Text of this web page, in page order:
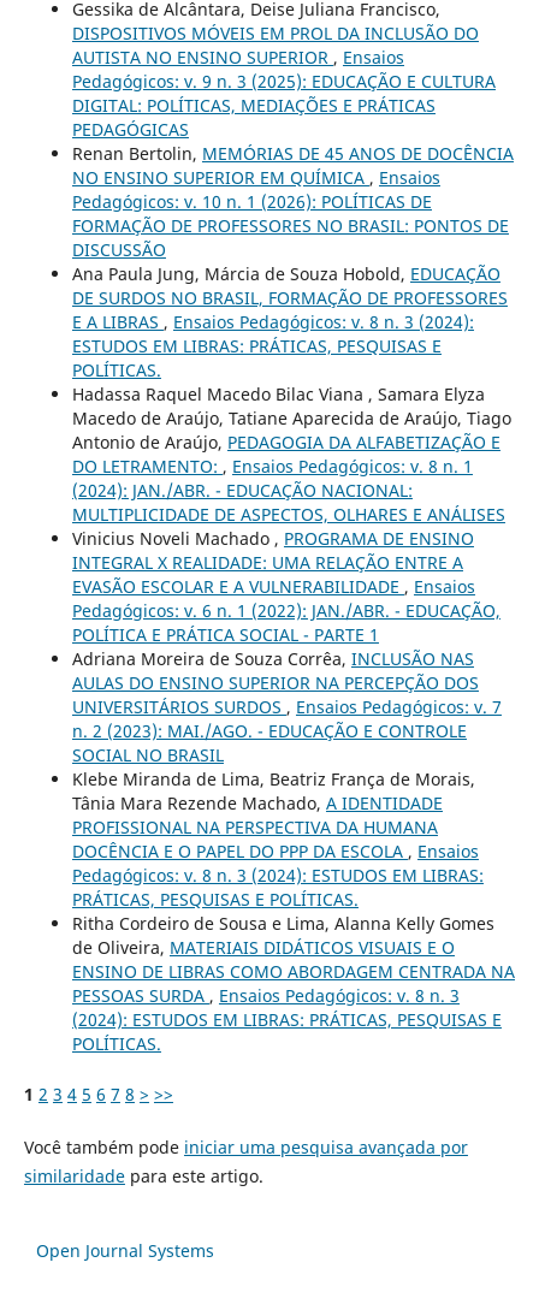
Gessika de Alcântara, Deise Juliana Francisco,
DISPOSITIVOS MÓVEIS EM PROL DA INCLUSÃO DO
AUTISTA NO ENSINO SUPERIOR , Ensaios
Pedagógicos: v. 9 n. 3 (2025): EDUCAÇÃO E CULTURA
DIGITAL: POLÍTICAS, MEDIAÇÕES E PRÁTICAS
PEDAGÓGICAS
Renan Bertolin, MEMÓRIAS DE 45 ANOS DE DOCÊNCIA
NO ENSINO SUPERIOR EM QUÍMICA , Ensaios
Pedagógicos: v. 10 n. 1 (2026): POLÍTICAS DE
FORMAÇÃO DE PROFESSORES NO BRASIL: PONTOS DE
DISCUSSÃO
Ana Paula Jung, Márcia de Souza Hobold, EDUCAÇÃO
DE SURDOS NO BRASIL, FORMAÇÃO DE PROFESSORES
E A LIBRAS , Ensaios Pedagógicos: v. 8 n. 3 (2024):
ESTUDOS EM LIBRAS: PRÁTICAS, PESQUISAS E
POLÍTICAS.
Hadassa Raquel Macedo Bilac Viana , Samara Elyza
Macedo de Araújo, Tatiane Aparecida de Araújo, Tiago
Antonio de Araújo, PEDAGOGIA DA ALFABETIZAÇÃO E
DO LETRAMENTO: , Ensaios Pedagógicos: v. 8 n. 1
(2024): JAN./ABR. - EDUCAÇÃO NACIONAL:
MULTIPLICIDADE DE ASPECTOS, OLHARES E ANÁLISES
Vinicius Noveli Machado , PROGRAMA DE ENSINO
INTEGRAL X REALIDADE: UMA RELAÇÃO ENTRE A
EVASÃO ESCOLAR E A VULNERABILIDADE , Ensaios
Pedagógicos: v. 6 n. 1 (2022): JAN./ABR. - EDUCAÇÃO,
POLÍTICA E PRÁTICA SOCIAL - PARTE 1
Adriana Moreira de Souza Corrêa, INCLUSÃO NAS
AULAS DO ENSINO SUPERIOR NA PERCEPÇÃO DOS
UNIVERSITÁRIOS SURDOS , Ensaios Pedagógicos: v. 7
n. 2 (2023): MAI./AGO. - EDUCAÇÃO E CONTROLE
SOCIAL NO BRASIL
Klebe Miranda de Lima, Beatriz França de Morais,
Tânia Mara Rezende Machado, A IDENTIDADE
PROFISSIONAL NA PERSPECTIVA DA HUMANA
DOCÊNCIA E O PAPEL DO PPP DA ESCOLA , Ensaios
Pedagógicos: v. 8 n. 3 (2024): ESTUDOS EM LIBRAS:
PRÁTICAS, PESQUISAS E POLÍTICAS.
Ritha Cordeiro de Sousa e Lima, Alanna Kelly Gomes
de Oliveira, MATERIAIS DIDÁTICOS VISUAIS E O
ENSINO DE LIBRAS COMO ABORDAGEM CENTRADA NA
PESSOAS SURDA , Ensaios Pedagógicos: v. 8 n. 3
(2024): ESTUDOS EM LIBRAS: PRÁTICAS, PESQUISAS E
POLÍTICAS.
1 2 3 4 5 6 7 8 > >>
Você também pode iniciar uma pesquisa avançada por
similaridadepara este artigo.
Open Journal Systems